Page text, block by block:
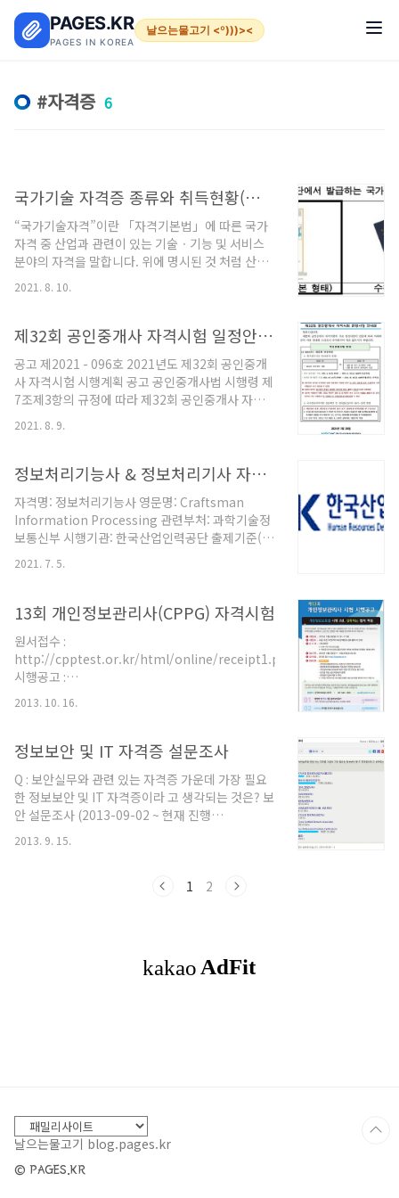
PAGES.KR
PAGES IN KOREA
날으는물고기 <º)))><
자격증 6
국가기술 자격증 종류와 취득현황(인기도)
“국가기술자격”이란 「자격기본법」에 따른 국가
자격 중 산업과 관련이 있는 기술ㆍ기능 및 서비스
분야의 자격을 말합니다. 위에 명시된 것 처럼 산업
과 관련이 있는 기술, 기능 위주의 능력검증을 위한
자격이 되겠습니다. 국가기술자격시험 - 현대 사회
요한것이 아니라 능력을 얼마만큼 인정 받느냐가 중
술자격검정을 통해 각 개인의 재능과 능력, 그리고
전문성을 우선으로하는 자격증 시대를 열어가고 있
습니다. 능력평가 업무소개 기술자격 취득자의 사후
관리, 기술자격검정 시험문제의 출제ㆍ관리, 기술자
기원서 접수 필기 접수..
2021. 8. 10.
제32회 공인중개사 자격시험 일정안내 및 원서접수
공고 제2021 - 096호 2021년도 제32회 공인중개
사 자격시험 시행계획 공고 공인중개사법 시행령 제
7조제3항의 규정에 따라 제32회 공인중개사 자격
시험 시행계획을 다음과 같이 공고합니다. 2021년
7월 28일 한국산업인력공단 이 사 장 1. 시험일정 및
시행일 합격자발표 제1,2차시험 동시접수ㆍ시행 정
18:00(5일간) ‘21.10.30(토) ‘21.12.1(수) 빈자리
2021. 10. 14(목) 09:00 ～ 2021. 10. 15(금)
18:00(2일간) 나. 시험장소 ○ 원서접수 시 수험자
가 시험지역 및 시험장소를 직접 선택 ※ 접수인원
2021. 8. 9.
정보처리기능사 & 정보처리기사 자격증 시험정보
자격명: 정보처리기능사 영문명: Craftsman
Information Processing 관련부처: 과학기술정
보통신부 시행기관: 한국산업인력공단 출제기준(필
기) 직무 분야 정보통신 중직무분야 정보기술 자격
종목 정보처리기능사 적용 기간 2020.1.1.〜
계 결과에 따른 작업을 수행하는 직무로서, 구현, 시
험, 운영, 유지보수 등에 관한 업무 수행 필기검정방
법 객관식 문제수 60 시험시간 1시간 필기 과목명
문제수 주요항목 세부항목 세세항목 전자계산기일
반, 패키지활용, PC운영체제, 정보통신일반 60 1.
컴퓨터 구성 및 논리회로 1. 컴퓨터시스템 구성 1. 하
2021. 7. 5.
13회 개인정보관리사(CPPG) 자격시험
원서접수 :
http://cpptest.or.kr/html/online/receipt1.php
시행공고 :
2013. 10. 16.
정보보안 및 IT 자격증 설문조사
Q : 보안실무와 관련 있는 자격증 가운데 가장 필요
한 정보보안 및 IT 자격증이라 고 생각되는 것은? 보
안 설문조사 (2013-09-02 ~ 현재 진행
2013. 9. 15.
1 2
날으는물고기 blog.pages.kr
© PAGES.KR